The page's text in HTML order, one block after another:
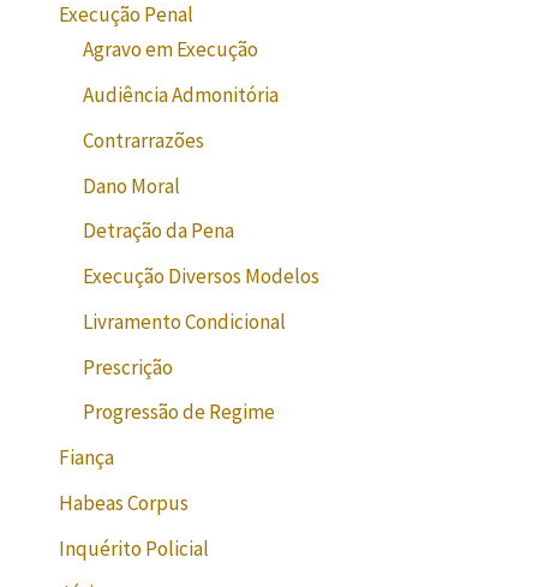
Execução Penal
Agravo em Execução
Audiência Admonitória
Contrarrazões
Dano Moral
Detração da Pena
Execução Diversos Modelos
Livramento Condicional
Prescrição
Progressão de Regime
Fiança
Habeas Corpus
Inquérito Policial